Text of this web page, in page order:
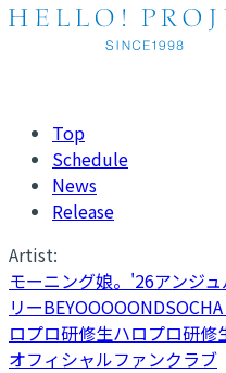
Top
Schedule
News
Release
Artist:
モーニング娘。'26アンジ
リーBEYOOOOONDS
ロプロ研修生ハロプロ研修
オフィシャルファンクラブ